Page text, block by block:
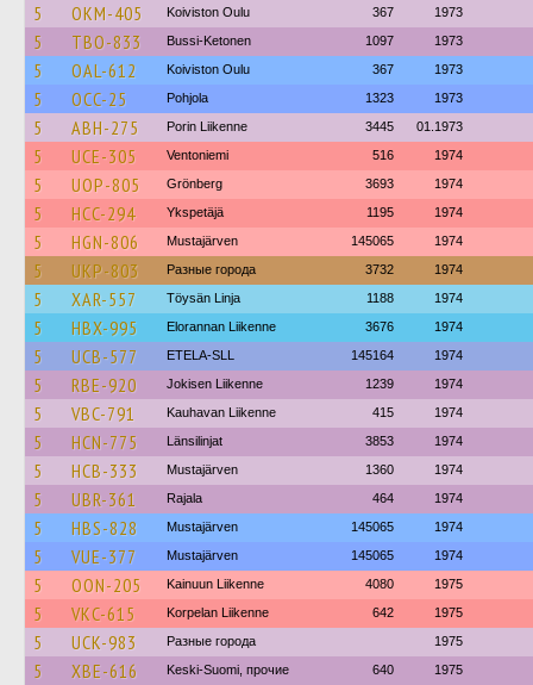
5 OKM-405 Koiviston Oulu 367 1973
5 TBO-833 Bussi-Ketonen 1097 1973
5 OAL-612 Koiviston Oulu 367 1973
5 OCC-25 Pohjola 1323 1973
5 ABH-275 Porin Liikenne 3445 01.1973
5 UCE-305 Ventoniemi 516 1974
5 UOP-805 Grönberg 3693 1974
5 HCC-294 Ykspetäjä 1195 1974
5 HGN-806 Mustajärven 145065 1974
5 UKP-803 Разные города 3732 1974
5 XAR-557 Töysän Linja 1188 1974
5 HBX-995 Elorannan Liikenne 3676 1974
5 UCB-577 ETELA-SLL 145164 1974
5 RBE-920 Jokisen Liikenne 1239 1974
5 VBC-791 Kauhavan Liikenne 415 1974
5 HCN-775 Länsilinjat 3853 1974
5 HCB-333 Mustajärven 1360 1974
5 UBR-361 Rajala 464 1974
5 HBS-828 Mustajärven 145065 1974
5 VUE-377 Mustajärven 145065 1974
5 OON-205 Kainuun Liikenne 4080 1975
5 VKC-615 Korpelan Liikenne 642 1975
5 UCK-983 Разные города 1975
5 XBE-616 Keski-Suomi, прочие 640 1975